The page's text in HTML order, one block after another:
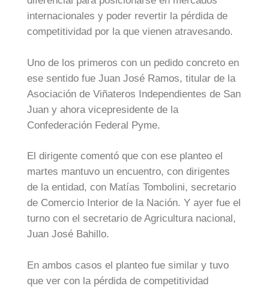
internacionales y poder revertir la pérdida de
competitividad por la que vienen atravesando.
Uno de los primeros con un pedido concreto en
ese sentido fue Juan José Ramos, titular de la
Asociación de Viñateros Independientes de San
Juan y ahora vicepresidente de la
Confederación Federal Pyme.
El dirigente comentó que con ese planteo el
martes mantuvo un encuentro, con dirigentes
de la entidad, con Matías Tombolini, secretario
de Comercio Interior de la Nación. Y ayer fue el
turno con el secretario de Agricultura nacional,
Juan José Bahillo.
En ambos casos el planteo fue similar y tuvo
que ver con la pérdida de competitividad